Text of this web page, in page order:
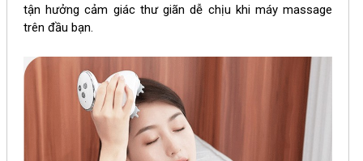
tận hưởng cảm giác thư giãn dễ chịu khi máy massage
trên đầu bạn.